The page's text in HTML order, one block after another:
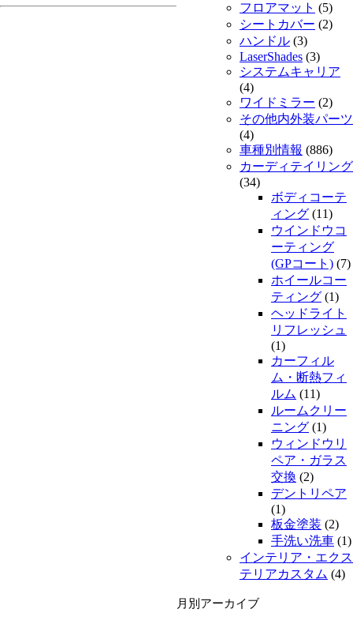
フロアマット (5)
シートカバー (2)
ハンドル (3)
LaserShades (3)
システムキャリア
(4)
ワイドミラー (2)
その他内外装パーツ
(4)
車種別情報 (886)
カーディテイリング
(34)
ボディコーテ
ィング (11)
ウインドウコ
ーティング
(GPコート) (7)
ホイールコー
ティング (1)
ヘッドライト
リフレッシュ
(1)
カーフィル
ム・断熱フィ
ルム (11)
ルームクリー
ニング (1)
ウィンドウリ
ペア・ガラス
交換 (2)
デントリペア
(1)
板金塗装 (2)
手洗い洗車 (1)
インテリア・エクス
テリアカスタム (4)
月別アーカイブ